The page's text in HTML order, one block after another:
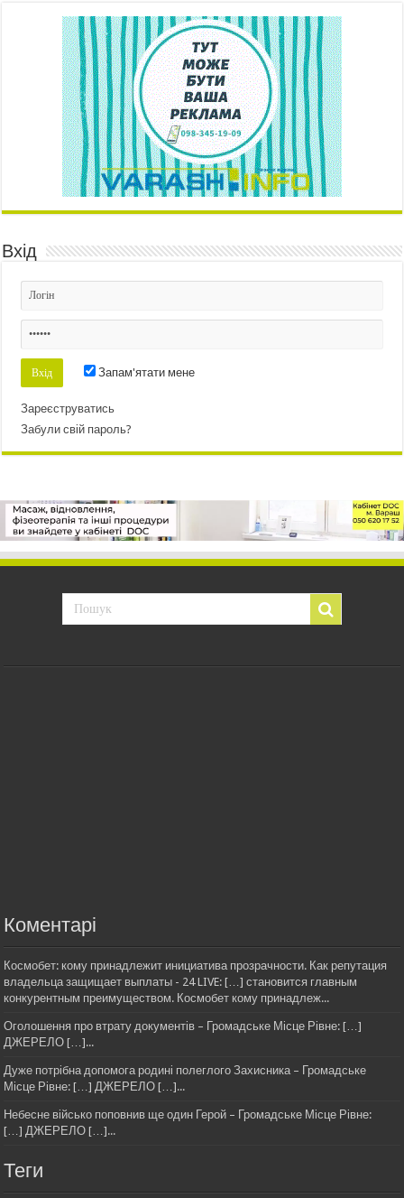
Вхід
Запам'ятати мене
Зареєструватись
Забули свій пароль?
Коментарі
Космобет: кому принадлежит инициатива прозрачности. Как репутация
владельца защищает выплаты - 24 LIVE: […] становится главным
конкурентным преимуществом. Космобет кому принадлеж...
Оголошення про втрату документів – Громадське Місце Рівне: […]
ДЖЕРЕЛО […]...
Дуже потрібна допомога родині полеглого Захисника – Громадське
Місце Рівне: […] ДЖЕРЕЛО […]...
Небесне військо поповнив ще один Герой – Громадське Місце Рівне:
[…] ДЖЕРЕЛО […]...
Теги